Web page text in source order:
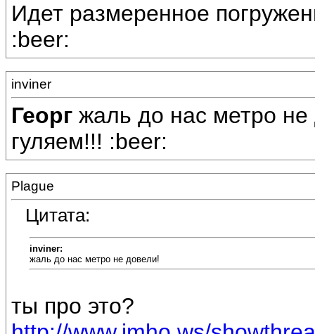
Идет размеренное
:beer:
inviner
Георг жаль до нас метро
гуляем!!! :beer:
Plague
Цитата:
inviner:
жаль до нас метро не довели!
ты про это?